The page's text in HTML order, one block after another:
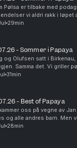
Pølsa er tilbake med
vi aldri rakk i løpet
29min
- Sommer i Papaya
og Olufsen satt i
Samma det. Vi griller
og vi tømmer
31min
- Best of Papaya
oss på vegne av Jan
og alle andres barn. Men
høydepunkter fra sesongen
28min